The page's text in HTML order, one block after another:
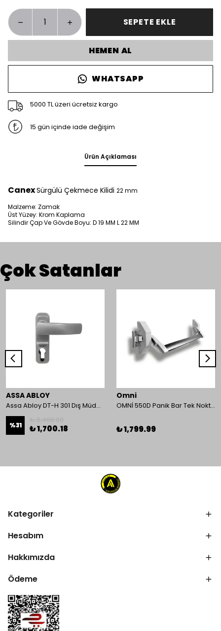
SEPETE EKLE
HEMEN AL
WHATSAPP
5000 TL üzeri ücretsiz kargo
15 gün içinde iade değişim
Ürün Açıklaması
CanexSürgülü Çekmece Kilidi 22 mm
Malzeme: Zamak
Üst Yüzey: Krom Kaplama
Silindir Çap Ve Gövde Boyu: D 19 MM L 22 MM
Çok Satanlar
ASSA ABLOY
Assa Abloy DT-H 301 Dış Müdahale Kolu
%31 ₺ 1,700.18
Omni
OMNİ 550D Panik Bar Tek Nokta Yüzey Tip
₺ 1,799.99
Kategoriler
Hesabım
Hakkımızda
Ödeme